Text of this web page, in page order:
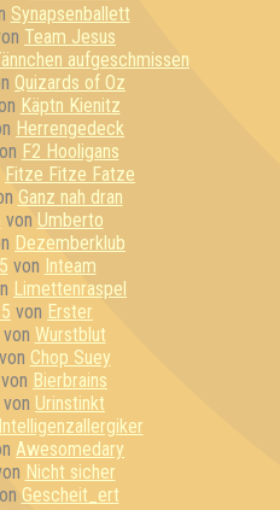
Synapsenballett
Team Jesus
aufgeschmissen
Quizards of Oz
Käptn Kienitz
Herrengedeck
F2 Hooligans
Fitze Fitze Fatze
Ganz nah dran
von Umberto
Dezemberklub
von Inteam
Limettenraspel
von Erster
von Wurstblut
von Chop Suey
von Bierbrains
von Urinstinkt
Intelligenzallergiker
Awesomedary
Nicht sicher
Gescheit_ert